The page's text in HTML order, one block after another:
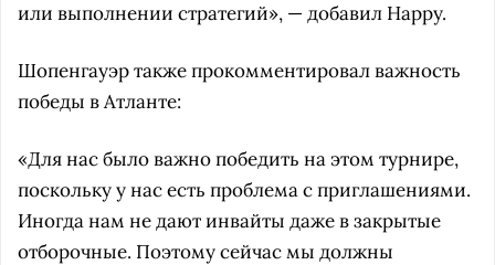
или выполнении стратегий», — добавил Happy.
Шопенгауэр также прокомментировал важность
победы в Атланте:
«Для нас было важно победить на этом турнире,
поскольку у нас есть проблема с приглашениями.
Иногда нам не дают инвайты даже в закрытые
отборочные. Поэтому сейчас мы должны